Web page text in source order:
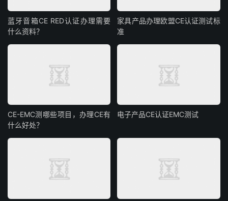
蓝牙音箱CE RED认证办理需要
什么资料？
家具产品办理欧盟CE认证测试标
准
CE-EMC测哪些项目，办理CE有
什么好处？
电子产品CE认证EMC测试